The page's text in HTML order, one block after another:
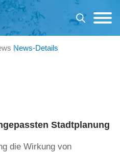
News-Details
Stadtplanung
die Wirkung von